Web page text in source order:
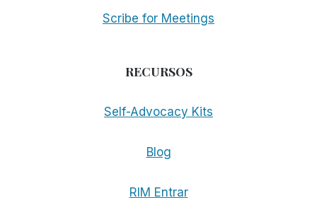
Scribe for Meetings
RECURSOS
Self-Advocacy Kits
Blog
RIM Entrar